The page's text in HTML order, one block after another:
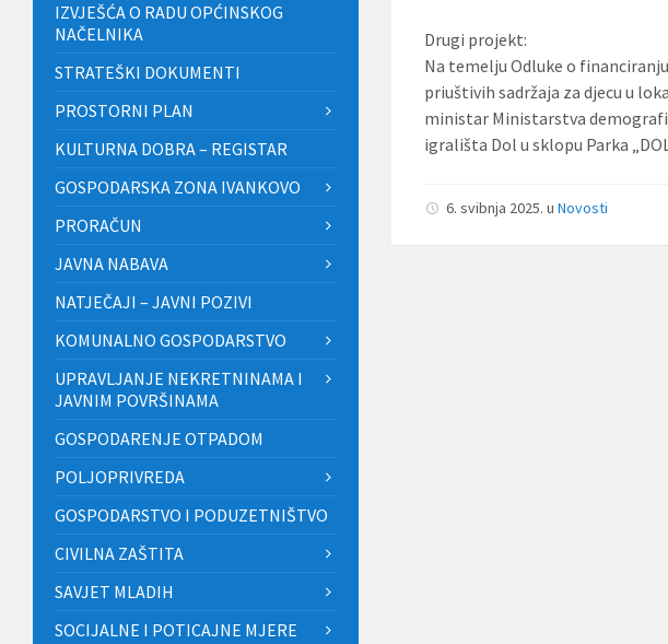
Drugi projekt:
Na temelju Odluke o
priuštivih sadržaja za djecu u
ministar Ministarstva
igrališta Dol u sklopu Parka
6. svibnja 2025.uNovosti
IZVJEŠĆA O RADU OPĆINSKOG
NAČELNIKA
STRATEŠKI DOKUMENTI
PROSTORNI PLAN
KULTURNA DOBRA – REGISTAR
GOSPODARSKA ZONA IVANKOVO
PRORAČUN
JAVNA NABAVA
NATJEČAJI – JAVNI POZIVI
KOMUNALNO GOSPODARSTVO
UPRAVLJANJE NEKRETNINAMA I
JAVNIM POVRŠINAMA
GOSPODARENJE OTPADOM
POLJOPRIVREDA
GOSPODARSTVO I PODUZETNIŠTVO
CIVILNA ZAŠTITA
SAVJET MLADIH
SOCIJALNE I POTICAJNE MJERE